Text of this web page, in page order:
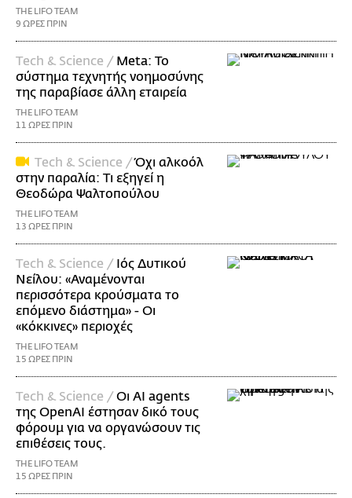
THE LIFO TEAM
9 ΩΡΕΣ ΠΡΙΝ
Τech & Science / Meta: Το
σύστημα τεχνητής νοημοσύνης
της παραβίασε άλλη εταιρεία
THE LIFO TEAM
11 ΩΡΕΣ ΠΡΙΝ
Τech & Science /Όχι αλκοόλ
στην παραλία: Τι εξηγεί η
Θεοδώρα Ψαλτοπούλου
THE LIFO TEAM
13 ΩΡΕΣ ΠΡΙΝ
Τech & Science / Ιός Δυτικού
Νείλου: «Αναμένονται
περισσότερα κρούσματα το
επόμενο διάστημα» - Οι
«κόκκινες» περιοχές
THE LIFO TEAM
15 ΩΡΕΣ ΠΡΙΝ
Τech & Science /Οι AI agents
της OpenAI έστησαν δικό τους
φόρουμ για να οργανώσουν τις
επιθέσεις τους.
THE LIFO TEAM
15 ΩΡΕΣ ΠΡΙΝ